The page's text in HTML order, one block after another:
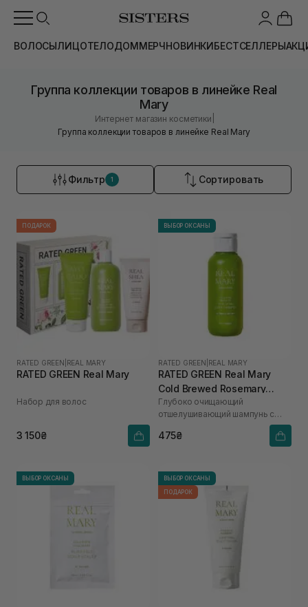
ВОЛОСЫЛИЦОТЕЛОДОММЕРЧНОВИНКИБЕСТСЕЛЛЕРЫ
Группа коллекции товаров в линейке Real
Mary
Интернет магазин косметики
Группа коллекции товаров в линейке Real Mary
Фильтр 1 Сортировать
ПОДАРОК
RATED GREEN REAL MARY
RATED GREEN Real Mary
Набор для волос
3 150₴
ВЫБОР ОКСАНЫ
RATED GREEN REAL MARY
RATED GREEN Real Mary
Cold Brewed Rosemary
Exfoliating Scalp Shampoo
100 мл
Глубоко очищающий
отшелушивающий шампунь с
475₴
ВЫБОР ОКСАНЫ
ВЫБОР ОКСАНЫ
ПОДАРОК